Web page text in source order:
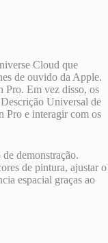
Cloud que
de ouvido da Apple.
Pro. Em vez disso, os
Universal de
Pro e interagir com os
demonstração.
de pintura, ajustar o
espacial graças ao